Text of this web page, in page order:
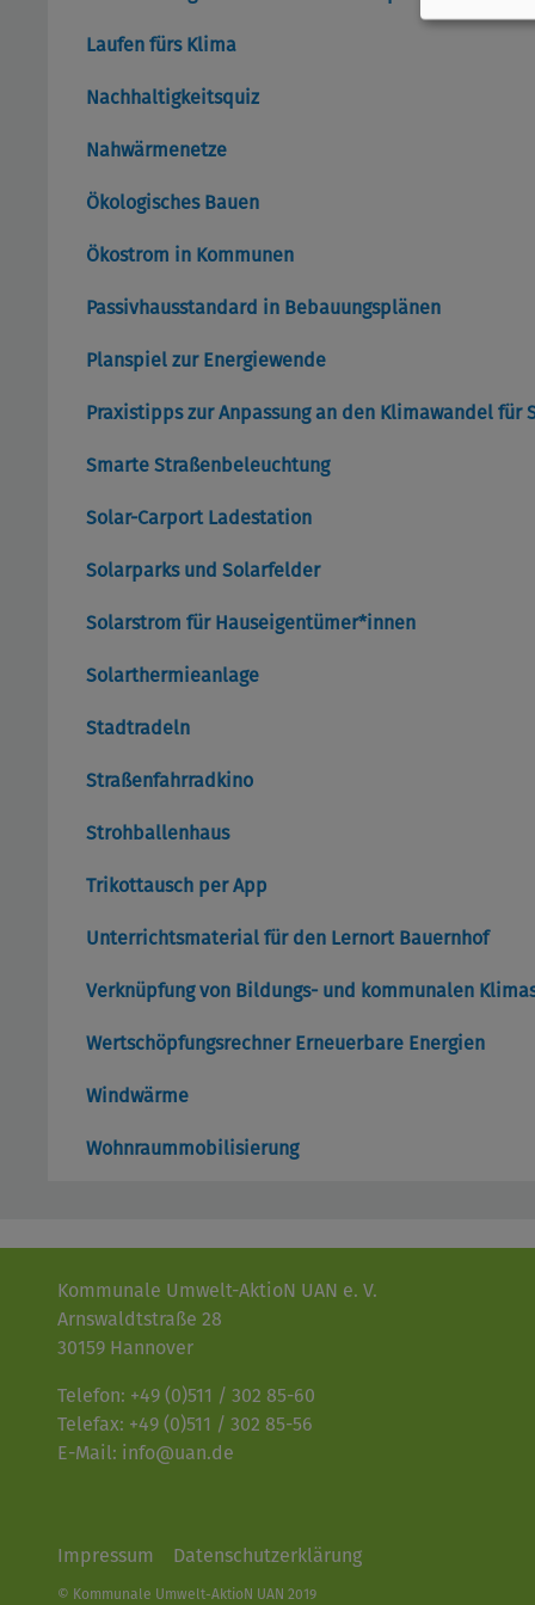
Laufen fürs Klima
Nachhaltigkeitsquiz
Nahwärmenetze
Ökologisches Bauen
Ökostrom in Kommunen
Passivhausstandard in Bebauungsplänen
Planspiel zur Energiewende
Praxistipps zur Anpassung an den Klimawandel für
Smarte Straßenbeleuchtung
Solar-Carport Ladestation
Solarparks und Solarfelder
Solarstrom für Hauseigentümer*innen
Solarthermieanlage
Stadtradeln
Straßenfahrradkino
Strohballenhaus
Trikottausch per App
Unterrichtsmaterial für den Lernort Bauernhof
Verknüpfung von Bildungs- und kommunalen
Wertschöpfungsrechner Erneuerbare Energien
Windwärme
Wohnraummobilisierung
Kommunale Umwelt-AktioN UAN e. V.
Arnswaldtstraße 28
30159 Hannover
Telefon: +49 (0)511 / 302 85-60
Telefax: +49 (0)511 / 302 85-56
E-Mail: info@uan.de
Impressum Datenschutzerklärung
© Kommunale Umwelt-AktioN UAN 2019